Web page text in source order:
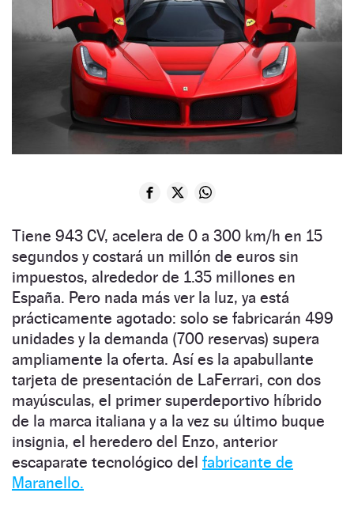
Tiene 943 CV, acelera de 0 a 300 km/h en 15
segundos y costará un millón de euros sin
impuestos, alrededor de 1.35 millones en
España. Pero nada más ver la luz, ya está
prácticamente agotado: solo se fabricarán 499
unidades y la demanda (700 reservas) supera
ampliamente la oferta. Así es la apabullante
tarjeta de presentación de LaFerrari, con dos
mayúsculas, el primer superdeportivo híbrido
de la marca italiana y a la vez su último buque
insignia, el heredero del Enzo, anterior
escaparate tecnológico del fabricante de
Maranello.